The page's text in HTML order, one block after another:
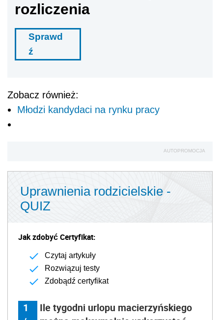
rozliczenia
Sprawd
ź
Zobacz również:
Młodzi kandydaci na rynku pracy
AUTOPROMOCJA
Uprawnienia rodzicielskie -
QUIZ
Jak zdobyć Certyfikat:
Czytaj artykuły
Rozwiązuj testy
Zdobądź certyfikat
1
Ile tygodni urlopu macierzyńskiego